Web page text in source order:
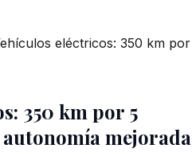
eléctricos: 350 km por
350 km por 5
mejorada